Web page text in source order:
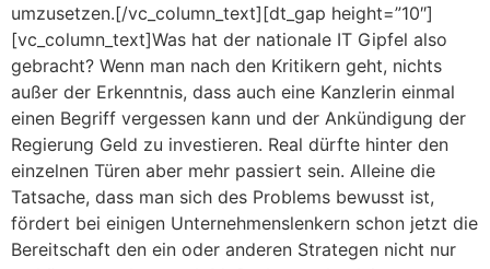
umzusetzen.[/vc_column_text][dt_gap height=”10″]
[vc_column_text]Was hat der nationale IT Gipfel also
gebracht? Wenn man nach den Kritikern geht, nichts
außer der Erkenntnis, dass auch eine Kanzlerin einmal
einen Begriff vergessen kann und der Ankündigung der
Regierung Geld zu investieren. Real dürfte hinter den
einzelnen Türen aber mehr passiert sein. Alleine die
Tatsache, dass man sich des Problems bewusst ist,
fördert bei einigen Unternehmenslenkern schon jetzt die
Bereitschaft den ein oder anderen Strategen nicht nur